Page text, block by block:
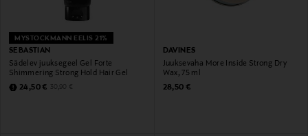
MYSTOCKMANN EELIS 21%
SEBASTIAN
Sädelev juuksegeel Gel Forte
Shimmering Strong Hold Hair Gel
Discounted Price
24,50 € Original Price
30,90 €
DAVINES
Juuksevaha More Inside Strong Dry
Wax, 75 ml
Original Price
28,50 €